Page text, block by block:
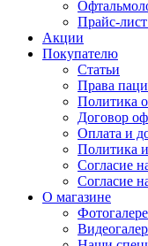
Прайс-
Акции
Покупателю
Статьи
Права
Политика
Договор
Оплата и
Политика
Согласие
Согласие
О магазине